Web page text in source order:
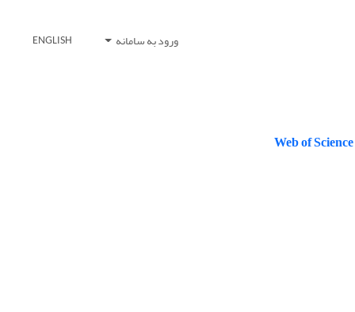
ورود به سامانه ENGLISH